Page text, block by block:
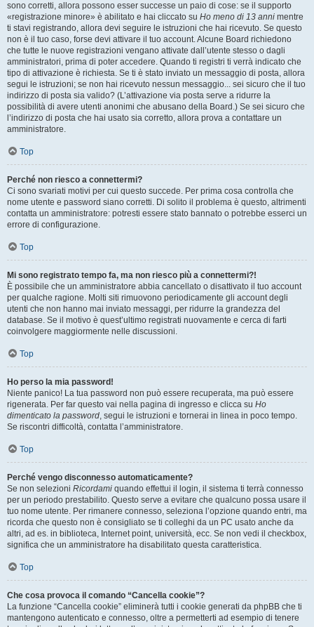
sono corretti, allora possono esser successe un paio di cose: se il supporto
«registrazione minore» è abilitato e hai cliccato su Ho meno di 13 anni mentre
ti stavi registrando, allora devi seguire le istruzioni che hai ricevuto. Se questo
non è il tuo caso, forse devi attivare il tuo account. Alcune Board richiedono
che tutte le nuove registrazioni vengano attivate dall’utente stesso o dagli
amministratori, prima di poter accedere. Quando ti registri ti verrà indicato che
tipo di attivazione è richiesta. Se ti è stato inviato un messaggio di posta, allora
segui le istruzioni; se non hai ricevuto nessun messaggio... sei sicuro che il tuo
indirizzo di posta sia valido? (L’attivazione via posta serve a ridurre la
possibilità di avere utenti anonimi che abusano della Board.) Se sei sicuro che
l’indirizzo di posta che hai usato sia corretto, allora prova a contattare un
amministratore.
Top
Perché non riesco a connettermi?
Ci sono svariati motivi per cui questo succede. Per prima cosa controlla che
nome utente e password siano corretti. Di solito il problema è questo, altrimenti
contatta un amministratore: potresti essere stato bannato o potrebbe esserci un
errore di configurazione.
Top
Mi sono registrato tempo fa, ma non riesco più a connettermi?!
È possibile che un amministratore abbia cancellato o disattivato il tuo account
per qualche ragione. Molti siti rimuovono periodicamente gli account degli
utenti che non hanno mai inviato messaggi, per ridurre la grandezza del
database. Se il motivo è quest’ultimo registrati nuovamente e cerca di farti
coinvolgere maggiormente nelle discussioni.
Top
Ho perso la mia password!
Niente panico! La tua password non può essere recuperata, ma può essere
rigenerata. Per far questo vai nella pagina di ingresso e clicca su Ho
dimenticato la password, segui le istruzioni e tornerai in linea in poco tempo.
Se riscontri difficoltà, contatta l’amministratore.
Top
Perché vengo disconnesso automaticamente?
Se non selezioni Ricordami quando effettui il login, il sistema ti terrà connesso
per un periodo prestabilito. Questo serve a evitare che qualcuno possa usare il
tuo nome utente. Per rimanere connesso, seleziona l’opzione quando entri, ma
ricorda che questo non è consigliato se ti colleghi da un PC usato anche da
altri, ad es. in biblioteca, Internet point, università, ecc. Se non vedi il checkbox,
significa che un amministratore ha disabilitato questa caratteristica.
Top
Che cosa provoca il comando “Cancella cookie”?
La funzione “Cancella cookie” eliminerà tutti i cookie generati da phpBB che ti
mantengono autenticato e connesso, oltre a permetterti ad esempio di tenere